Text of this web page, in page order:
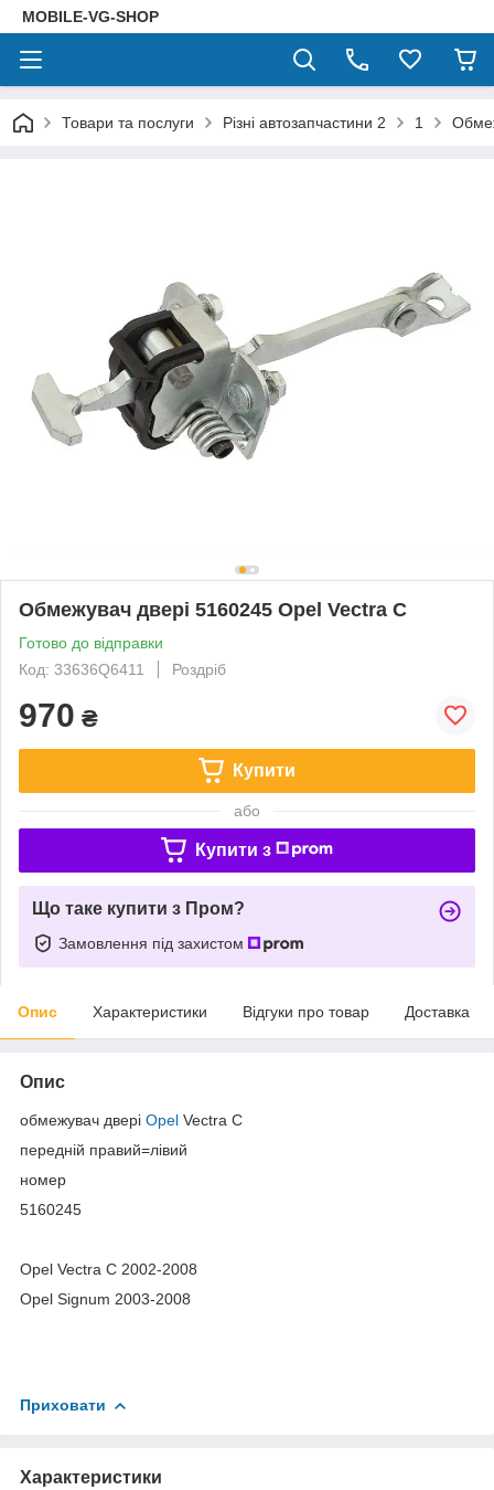
MOBILE-VG-SHOP
Товари та послуги Різні автозапчастини 2 1
Обмежувач двері 5160245 Opel Vectra C
Готово до відправки
Код: 33636Q6411
Роздріб
970 ₴
Купити
або
Купити з
Що таке купити з Пром?
Замовлення під захистом
Опис Характеристики Відгуки про товар Доставка
Опис
обмежувач двері Opel Vectra C
передній правий=лівий
номер
5160245
Opel Vectra C 2002-2008
Opel Signum 2003-2008
Приховати
Характеристики